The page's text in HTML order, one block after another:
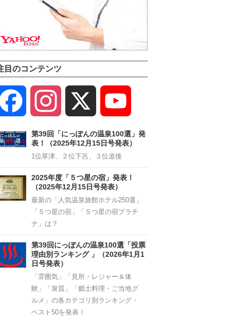
目のコンテンツ
Facebook Instagram
Channel
第39回「にっぽんの温泉100選」発
表！（2025年12月15日号発表）
1位草津、２位下呂、３位道後
2025年度「５つ星の宿」発表！
（2025年12月15日号発表）
最新の「人気温泉旅館ホテル250選」
「５つ星の宿」「５つ星の宿プラチ
ナ」は？
第39回にっぽんの温泉100選「投票
理由別ランキング 」（2026年1月1
日号発表）
「雰囲気」「見所・レジャー＆体
験」「泉質」「郷土料理・ご当地グ
ルメ」の各カテゴリ別ランキング・
ベスト50を発表！